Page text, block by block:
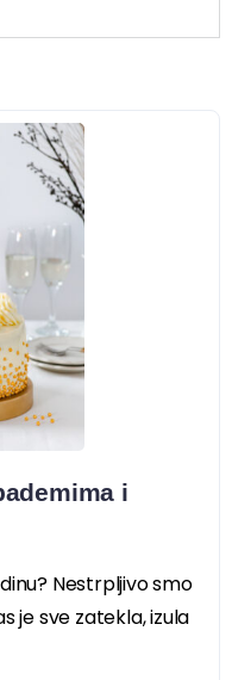
i
Nestrpljivo smo
je sve zatekla, izula